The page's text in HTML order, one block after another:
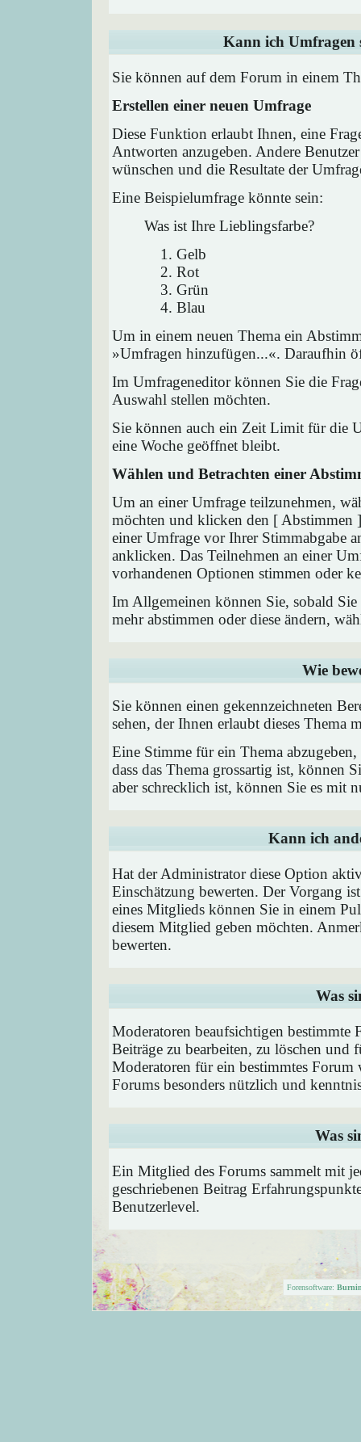
Kann ich Umfragen
Sie können auf dem Forum in einem
Erstellen einer neuen Umfrage
Diese Funktion erlaubt Ihnen, eine
Antworten anzugeben. Andere
wünschen und die Resultate der
Eine Beispielumfrage könnte sein:
Was ist Ihre Lieblingsfarbe?
Gelb
Rot
Grün
Blau
Um in einem neuen Thema ein
»Umfragen hinzufügen...«. Daraufhin
Im Umfrageneditor können Sie die
Auswahl stellen möchten.
Sie können auch ein Zeit Limit für die
eine Woche geöffnet bleibt.
Wählen und Betrachten einer
Um an einer Umfrage teilzunehmen,
möchten und klicken den [ Abstimmen
einer Umfrage vor Ihrer Stimmabgabe
anklicken. Das Teilnehmen an einer
vorhandenen Optionen stimmen oder
Im Allgemeinen können Sie, sobald
mehr abstimmen oder diese ändern,
Wie
Sie können einen gekennzeichneten
sehen, der Ihnen erlaubt dieses Thema
Eine Stimme für ein Thema
dass das Thema grossartig ist, können
aber schrecklich ist, können Sie es mit
Kann ich
Hat der Administrator diese Option
Einschätzung bewerten. Der Vorgang
eines Mitglieds können Sie in einem
diesem Mitglied geben möchten.
bewerten.
Was
Moderatoren beaufsichtigen
Beiträge zu bearbeiten, zu löschen und
Moderatoren für ein bestimmtes Forum
Forums besonders nützlich und
Was
Ein Mitglied des Forums sammelt mit
geschriebenen Beitrag
Benutzerlevel.
Forensoftware: